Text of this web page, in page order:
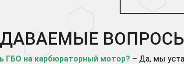
ГБО на карбюраторный мотор? – Да, мы